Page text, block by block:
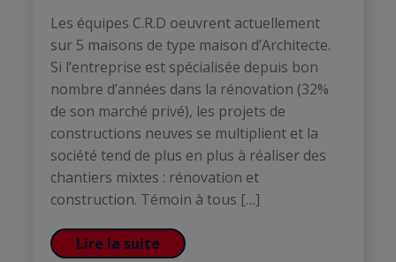
Les équipes C.R.D oeuvrent actuellement
sur 5 maisons de type maison d’Architecte.
Si l’entreprise est spécialisée depuis bon
nombre d’années dans la rénovation (32%
de son marché privé), les projets de
constructions neuves se multiplient et la
société tend de plus en plus à réaliser des
chantiers mixtes : rénovation et
construction. Témoin à tous […]
Lire la suite